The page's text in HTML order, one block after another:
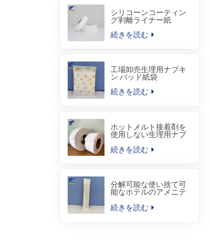
シリコーンコーティン
グ剥離ライナー紙
続きを読む
工場卸売生理用ナプキ
ン パッド紙袋
続きを読む
ホットメルト接着剤を
使用しない生理用ナプ
キン用吸収芯材
続きを読む
分解可能な使い捨て可
能なホテルのアメニテ
ィ キットのヒート シー
ル包装袋
続きを読む